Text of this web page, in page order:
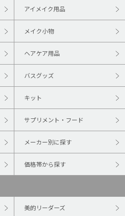
アイメイク用品
メイク小物
ヘアケア用品
バスグッズ
キット
サプリメント・フード
メーカー別に探す
価格帯から探す
美的リーダーズ